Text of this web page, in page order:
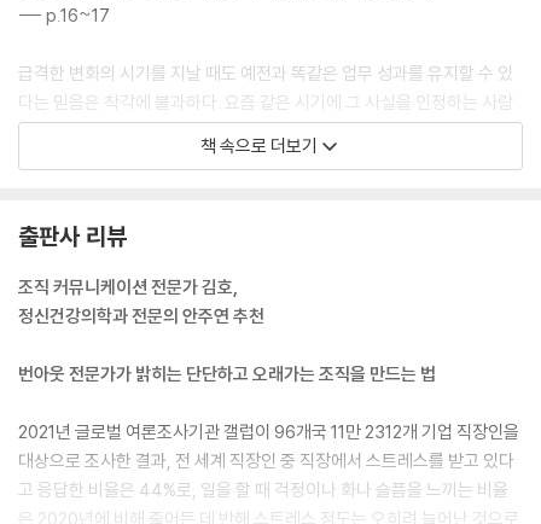
--- p.16~17
급격한 변화의 시기를 지날 때도 예전과 똑같은 업무 성과를 유지할 수 있
다는 믿음은 착각에 불과하다. 요즘 같은 시기에 그 사실을 인정하는 사람
이 드물다는 것이 놀랍다. 나는 리더들을 만날 때마다 자기 자신과 다른 사
람에게 여유를 허락하라고 거듭해서 이야기한다. 리더들은 자신에게도 다
--- p.42
일을 잘한 사람을 호명해 표창할 때는 활동, 성과, 행동을 구체적으로 밝히
거나 프로젝트에서 기대 이상의 성과를 낸 경우, 단순히 피드백만 주지 말
--- p.79
모스는 몇 사람만으로도 변화를 주도할 수 있지만 공동체가 건강한 방향으
로 성장하려면 진정성이 전제되어야 한다고 말한다. 이것이 바로 직원과
책 속으로 더보기
출판사 리뷰
조직 커뮤니케이션 전문가 김호,
정신건강의학과 전문의 안주연 추천
번아웃 전문가가 밝히는 단단하고 오래가는 조직을 만드는 법
2021년 글로벌 여론조사기관 갤럽이 96개국 11만 2312개 기업 직장인을
대상으로 조사한 결과, 전 세계 직장인 중 직장에서 스트레스를 받고 있다
고 응답한 비율은 44%로, 일을 할 때 걱정이나 화나 슬픔을 느끼는 비율
은 2020년에 비해 줄어든 데 반해 스트레스 정도는 오히려 늘어난 것으로